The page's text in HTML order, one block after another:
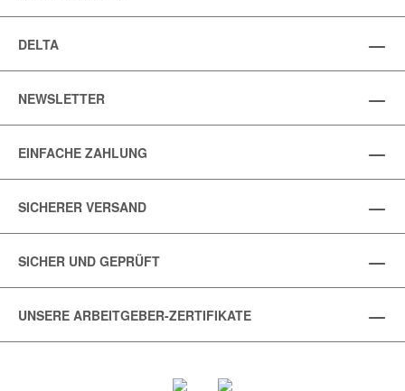
DELTA
NEWSLETTER
EINFACHE ZAHLUNG
SICHERER VERSAND
SICHER UND GEPRÜFT
UNSERE ARBEITGEBER-ZERTIFIKATE